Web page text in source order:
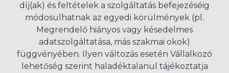
díj(ak) és feltételek a szolgáltatás befejezéséig
módosulhatnak az egyedi körülmények (pl.
Megrendelő hiányos vagy késedelmes
adatszolgáltatása, más szakmai okok)
függvényében. Ilyen változás esetén Vállalkozó
lehetőség szerint haladéktalanul tájékoztatja